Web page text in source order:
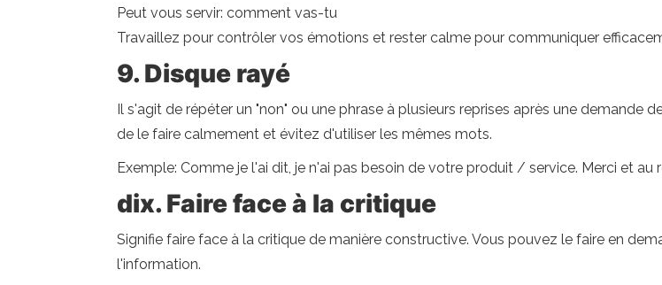
Peut vous servir: comment vas-tu
Travaillez pour contrôler vos émotions et rester calme pour communiquer
9. Disque rayé
Il s'agit de répéter un "non" ou une phrase à plusieurs reprises après une demande
de le faire calmement et évitez d'utiliser les mêmes mots.
Exemple: Comme je l'ai dit, je n'ai pas besoin de votre produit / service. Merci et au
dix. Faire face à la critique
Signifie faire face à la critique de manière constructive. Vous pouvez le faire en
l'information.